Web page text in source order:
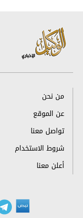
من نحن
عن الموقع
تواصل معنا
شروط الاستخدام
أعلن معنا